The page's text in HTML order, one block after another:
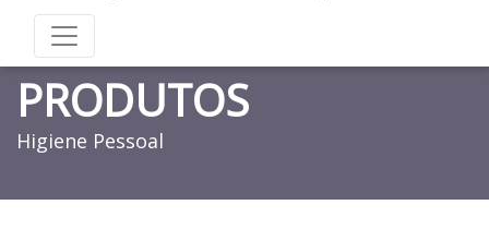
PRODUTOS
Higiene Pessoal